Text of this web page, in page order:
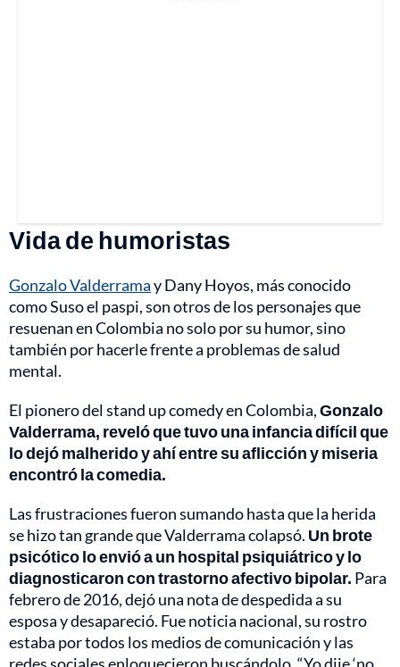
Vida de humoristas
Gonzalo Valderramay Dany Hoyos, más conocido
como Suso el paspi, son otros de los personajes que
resuenan en Colombia no solo por su humor, sino
también por hacerle frente a problemas de salud
mental.
El pionero del stand up comedy en Colombia,Gonzalo
Valderrama, reveló que tuvo una infancia difícil que
lo dejó malherido y ahí entre su aflicción y miseria
encontró la comedia.
Las frustraciones fueron sumando hasta que la herida
se hizo tan grande que Valderrama colapsó. Un brote
psicótico lo envió a un hospital psiquiátrico y lo
diagnosticaron con trastorno afectivo bipolar. Para
febrero de 2016, dejó una nota de despedida a su
esposa y desapareció. Fue noticia nacional, su rostro
estaba por todos los medios de comunicación y las